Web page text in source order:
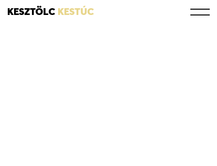
KESZTÖLC KESTÚC